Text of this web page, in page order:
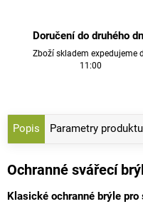
Doručení do druhého
Zboží skladem expedujeme
11:00
Popis Parametry produktu
Ochranné svářecí
Klasické ochranné brýle